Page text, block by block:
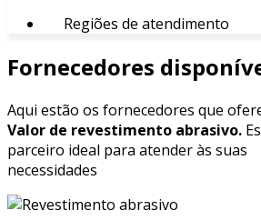
Regiões de atendimento
Fornecedores
Aqui estão os fornecedores que
Valor de revestimento abrasivo.
parceiro ideal para atender às suas
necessidades